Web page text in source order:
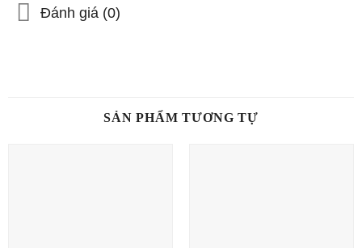
Đánh giá (0)
SẢN PHẨM TƯƠNG TỰ